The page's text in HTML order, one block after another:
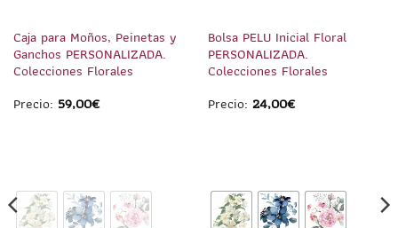
Caja para Moños, Peinetas y
Ganchos PERSONALIZADA.
Colecciones Florales
Precio: 59,00€
Bolsa PELU Inicial Floral
PERSONALIZADA.
Colecciones Florales
Precio: 24,00€